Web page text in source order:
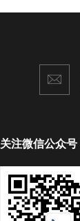
关注微信公众号